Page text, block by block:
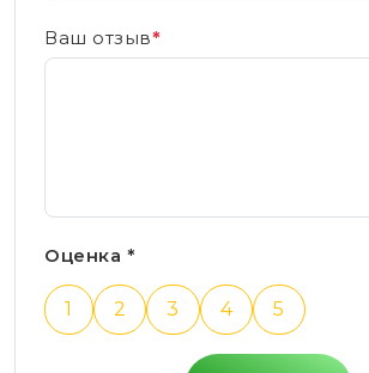
Ваш отзыв*
Оценка *
1 2 3 4 5